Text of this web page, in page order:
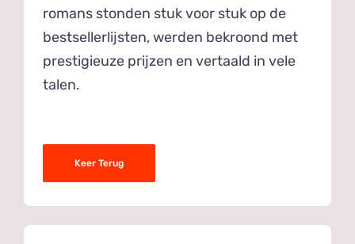
romans stonden stuk voor stuk op de
bestsellerlijsten, werden bekroond met
prestigieuze prijzen en vertaald in vele
talen.
Keer Terug